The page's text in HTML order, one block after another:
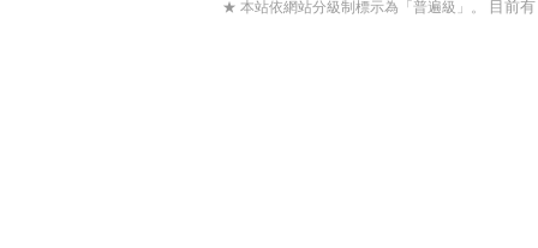
★ 本站依網站分級制標示為「普遍級」。 目前